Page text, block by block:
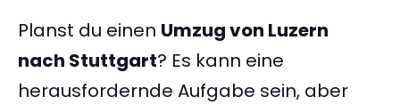
Planst du einen Umzug von Luzern
nach Stuttgart? Es kann eine
herausfordernde Aufgabe sein, aber